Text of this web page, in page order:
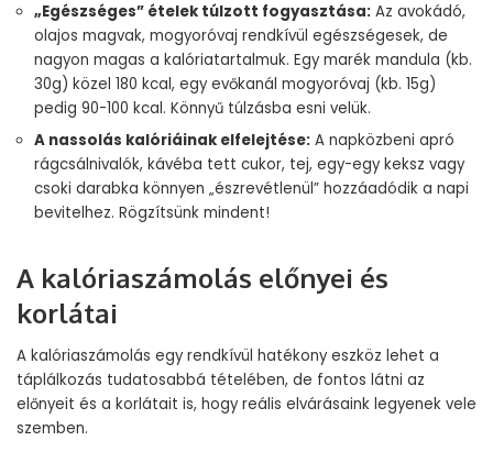
„Egészséges” ételek túlzott fogyasztása: Az avokádó,
olajos magvak, mogyoróvaj rendkívül egészségesek, de
nagyon magas a kalóriatartalmuk. Egy marék mandula (kb.
30g) közel 180 kcal, egy evőkanál mogyoróvaj (kb. 15g)
pedig 90-100 kcal. Könnyű túlzásba esni velük.
A nassolás kalóriáinak elfelejtése: A napközbeni apró
rágcsálnivalók, kávéba tett cukor, tej, egy-egy keksz vagy
csoki darabka könnyen „észrevétlenül” hozzáadódik a napi
bevitelhez. Rögzítsünk mindent!
A kalóriaszámolás előnyei és
korlátai
A kalóriaszámolás egy rendkívül hatékony eszköz lehet a
táplálkozás tudatosabbá tételében, de fontos látni az
előnyeit és a korlátait is, hogy reális elvárásaink legyenek vele
szemben.